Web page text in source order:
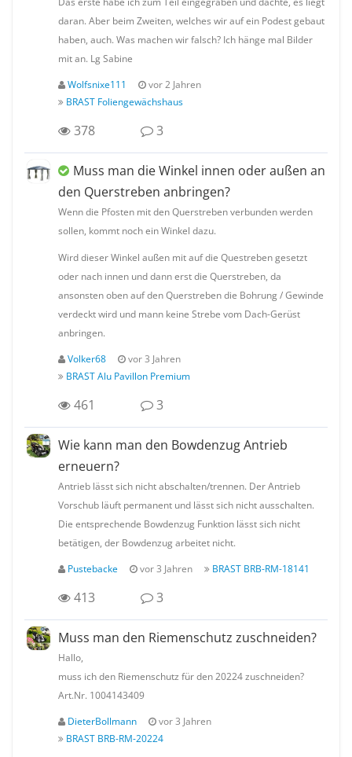
daran. Aber beim Zweiten, welches wir auf ein Podest gebaut
haben, auch. Was machen wir falsch? Ich hänge mal Bilder
mit an. Lg Sabine
Wolfsnixe111
vor 2 Jahren
BRAST Foliengewächshaus
378 3
Muss man die Winkel innen oder außen an
den Querstreben anbringen?
Wenn die Pfosten mit den Querstreben verbunden werden
sollen, kommt noch ein Winkel dazu.
Wird dieser Winkel außen mit auf die Questreben gesetzt
oder nach innen und dann erst die Querstreben, da
ansonsten oben auf den Querstreben die Bohrung / Gewinde
verdeckt wird und mann keine Strebe vom Dach-Gerüst
anbringen.
Volker68
vor 3 Jahren
BRAST Alu Pavillon Premium
461 3
Wie kann man den Bowdenzug Antrieb
erneuern?
Antrieb lässt sich nicht abschalten/trennen. Der Antrieb
Vorschub läuft permanent und lässt sich nicht ausschalten.
Die entsprechende Bowdenzug Funktion lässt sich nicht
betätigen, der Bowdenzug arbeitet nicht.
Pustebacke vor 3 Jahren BRAST BRB-RM-18141
413 3
Muss man den Riemenschutz zuschneiden?
Hallo,
muss ich den Riemenschutz für den 20224 zuschneiden?
Art.Nr. 1004143409
DieterBollmann
vor 3 Jahren
BRAST BRB-RM-20224